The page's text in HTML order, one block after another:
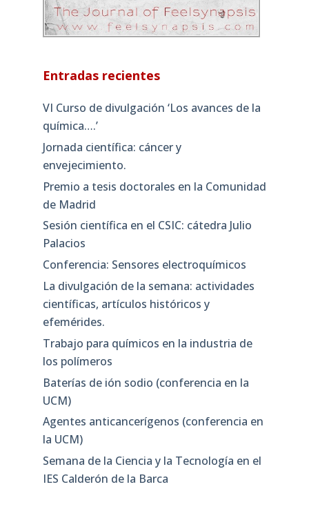
Entradas recientes
VI Curso de divulgación ‘Los avances de la
química….’
Jornada científica: cáncer y
envejecimiento.
Premio a tesis doctorales en la Comunidad
de Madrid
Sesión científica en el CSIC: cátedra Julio
Palacios
Conferencia: Sensores electroquímicos
La divulgación de la semana: actividades
científicas, artículos históricos y
efemérides.
Trabajo para químicos en la industria de
los polímeros
Baterías de ión sodio (conferencia en la
UCM)
Agentes anticancerígenos (conferencia en
la UCM)
Semana de la Ciencia y la Tecnología en el
IES Calderón de la Barca